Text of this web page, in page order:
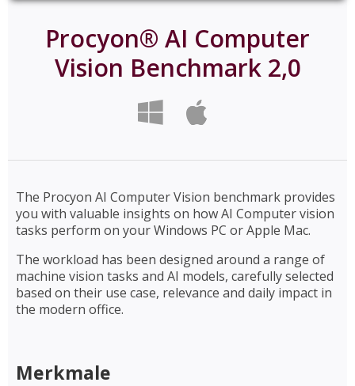
Procyon® AI Computer
Vision Benchmark 2,0
The Procyon AI Computer Vision benchmark provides
you with valuable insights on how AI Computer vision
tasks perform on your Windows PC or Apple Mac.
The workload has been designed around a range of
machine vision tasks and AI models, carefully selected
based on their use case, relevance and daily impact in
the modern office.
Merkmale